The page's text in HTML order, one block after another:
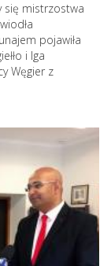
się mistrzostwa
pojawiła
i Iga
Węgier z